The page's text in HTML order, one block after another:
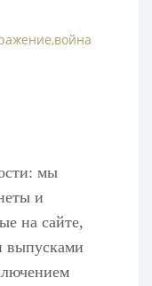
,война
мы
и
на сайте,
выпусками